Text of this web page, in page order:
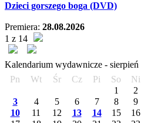
Dzieci gorszego boga (DVD)
Premiera: 28.08.2026
1 z 14
Kalendarium wydawnicze - sierpień
Pn
Wt Śr Cz Pi So
Ni
1
2
3
4 5 6 7 8
9
10
11 12 13 14 15
16